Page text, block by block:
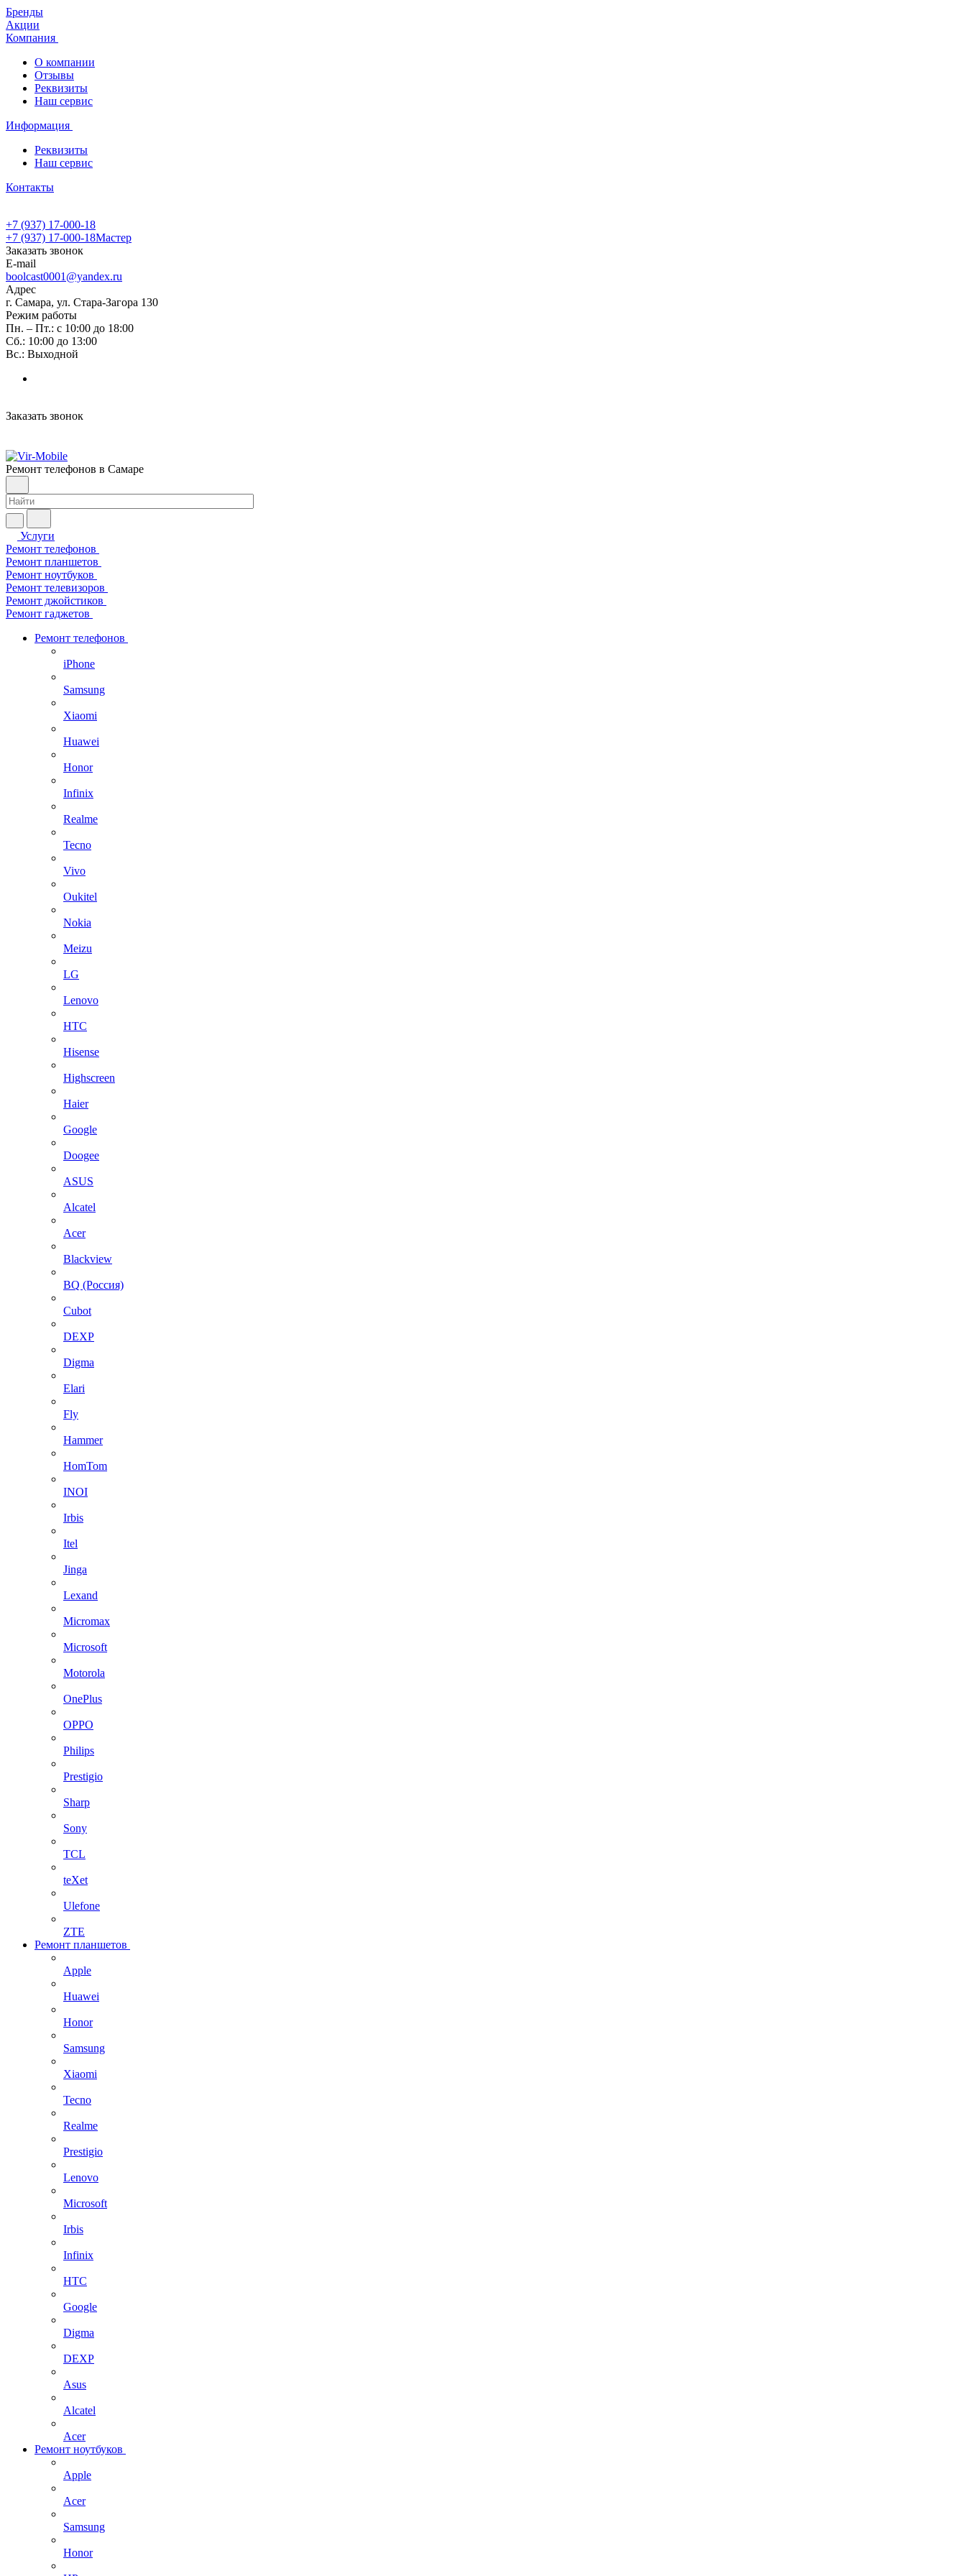
Бренды
Акции
Компания
О компании
Отзывы
Реквизиты
Наш сервис
Информация
Реквизиты
Наш сервис
Контакты
+7 (937) 17-000-18
+7 (937) 17-000-18Мастер
Заказать звонок
E-mail
boolcast0001@yandex.ru
Адрес
г. Самара, ул. Стара-Загора 130
Режим работы
Пн. – Пт.: с 10:00 до 18:00
Сб.: 10:00 до 13:00
Вс.: Выходной
Заказать звонок
Ремонт телефонов в Самаре
Услуги
Ремонт телефонов
Ремонт планшетов
Ремонт ноутбуков
Ремонт телевизоров
Ремонт джойстиков
Ремонт гаджетов
Ремонт телефонов
iPhone
Samsung
Xiaomi
Huawei
Honor
Infinix
Realme
Tecno
Vivo
Oukitel
Nokia
Meizu
LG
Lenovo
HTC
Hisense
Highscreen
Haier
Google
Doogee
ASUS
Alcatel
Acer
Blackview
BQ (Россия)
Cubot
DEXP
Digma
Elari
Fly
Hammer
HomTom
INOI
Irbis
Itel
Jinga
Lexand
Micromax
Microsoft
Motorola
OnePlus
OPPO
Philips
Prestigio
Sharp
Sony
TCL
teXet
Ulefone
ZTE
Ремонт планшетов
Apple
Huawei
Honor
Samsung
Xiaomi
Tecno
Realme
Prestigio
Lenovo
Microsoft
Irbis
Infinix
HTC
Google
Digma
DEXP
Asus
Alcatel
Acer
Ремонт ноутбуков
Apple
Acer
Samsung
Honor